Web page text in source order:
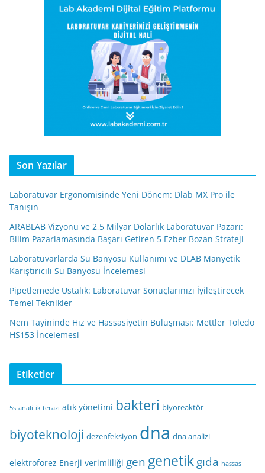
Son Yazılar
Laboratuvar Ergonomisinde Yeni Dönem: Dlab MX Pro ile
Tanışın
ARABLAB Vizyonu ve 2,5 Milyar Dolarlık Laboratuvar Pazarı:
Bilim Pazarlamasında Başarı Getiren 5 Ezber Bozan Strateji
Laboratuvarlarda Su Banyosu Kullanımı ve DLAB Manyetik
Karıştırıcılı Su Banyosu İncelemesi
Pipetlemede Ustalık: Laboratuvar Sonuçlarınızı İyileştirecek
Temel Teknikler
Nem Tayininde Hız ve Hassasiyetin Buluşması: Mettler Toledo
HS153 İncelemesi
Etiketler
5s analitik terazi atık yönetimi bakteri biyoreaktör
biyoteknoloji dezenfeksiyon dna dna analizi
elektroforez Enerji verimliliği gen genetikgıda hassas